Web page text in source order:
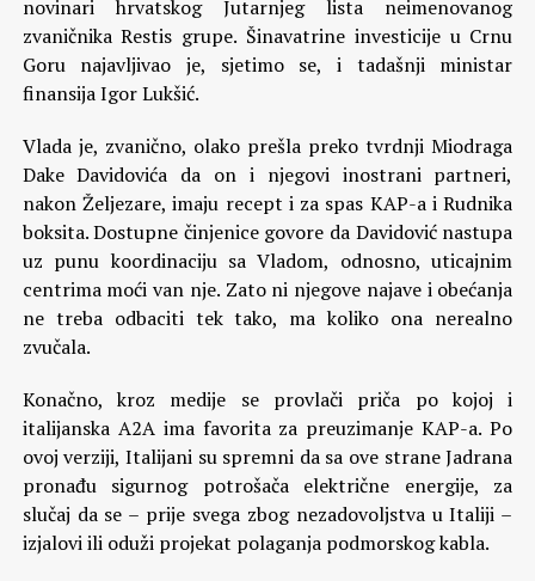
novinari hrvatskog Jutarnjeg lista neimenovanog
zvaničnika Restis grupe. Šinavatrine investicije u Crnu
Goru najavljivao je, sjetimo se, i tadašnji ministar
finansija Igor Lukšić.
Vlada je, zvanično, olako prešla preko tvrdnji Miodraga
Dake Davidovića da on i njegovi inostrani partneri,
nakon Željezare, imaju recept i za spas KAP-a i Rudnika
boksita. Dostupne činjenice govore da Davidović nastupa
uz punu koordinaciju sa Vladom, odnosno, uticajnim
centrima moći van nje. Zato ni njegove najave i obećanja
ne treba odbaciti tek tako, ma koliko ona nerealno
zvučala.
Konačno, kroz medije se provlači priča po kojoj i
italijanska A2A ima favorita za preuzimanje KAP-a. Po
ovoj verziji, Italijani su spremni da sa ove strane Jadrana
pronađu sigurnog potrošača električne energije, za
slučaj da se – prije svega zbog nezadovoljstva u Italiji –
izjalovi ili oduži projekat polaganja podmorskog kabla.